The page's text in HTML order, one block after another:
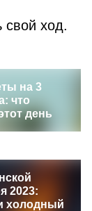
свой ход.
на 3
что
день
2023:
холодный